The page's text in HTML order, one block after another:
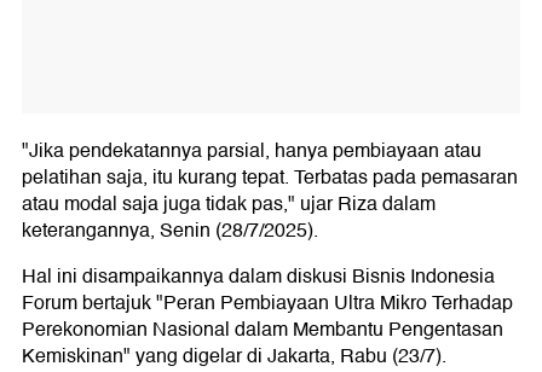
"Jika pendekatannya parsial, hanya pembiayaan atau
pelatihan saja, itu kurang tepat. Terbatas pada pemasaran
atau modal saja juga tidak pas," ujar Riza dalam
keterangannya, Senin (28/7/2025).
Hal ini disampaikannya dalam diskusi Bisnis Indonesia
Forum bertajuk "Peran Pembiayaan Ultra Mikro Terhadap
Perekonomian Nasional dalam Membantu Pengentasan
Kemiskinan" yang digelar di Jakarta, Rabu (23/7).